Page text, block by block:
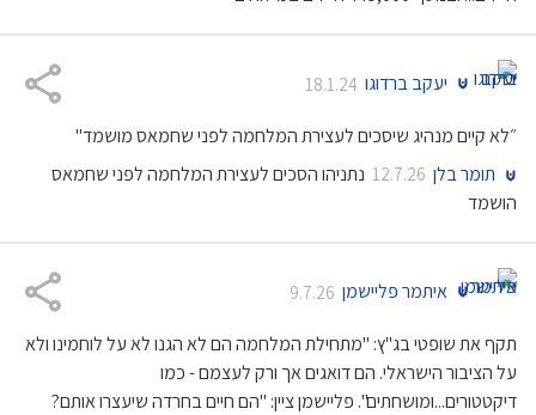
יעקב ברדוגו 18.1.24
״לא קיים מנהיג שיסכים לעצירת המלחמה לפני שחמאס מושמד"
תומר בלן 12.7.26 נתניהו הסכים לעצירת המלחמה לפני שחמאס
הושמד
איתמר פליישמן 9.7.26
תקף את שופטי בג"ץ: "מתחילת המלחמה הם לא הגנו לא על לוחמינו ולא
על הציבור הישראלי. הם דואגים אך ורק לעצמם - כמו
דיקטטורים...ומושחתים". פליישמן ציין: "הם חיים בחרדה שיעצרו אותם?